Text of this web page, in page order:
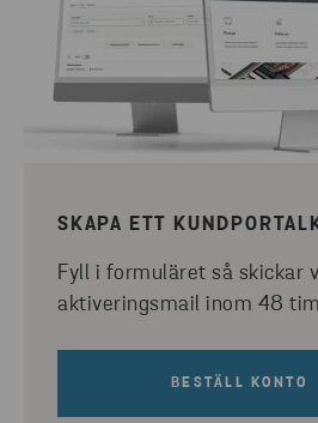
SKAPA ETT
Fyll i formuläret så skickar
aktiveringsmail inom 48
BESTÄLL KONTO